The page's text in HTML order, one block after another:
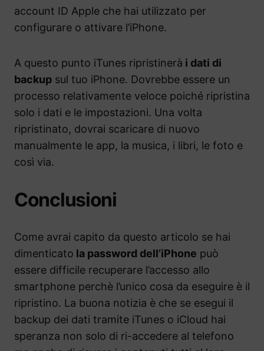
account ID Apple che hai utilizzato per
configurare o attivare l’iPhone.
A questo punto iTunes ripristinerà i dati di
backup sul tuo iPhone. Dovrebbe essere un
processo relativamente veloce poiché ripristina
solo i dati e le impostazioni. Una volta
ripristinato, dovrai scaricare di nuovo
manualmente le app, la musica, i libri, le foto e
così via.
Conclusioni
Come avrai capito da questo articolo se hai
dimenticato la password dell’iPhone può
essere difficile recuperare l’accesso allo
smartphone perchè l’unico cosa da eseguire è il
ripristino. La buona notizia è che se esegui il
backup dei dati tramite iTunes o iCloud hai
speranza non solo di ri-accedere al telefono